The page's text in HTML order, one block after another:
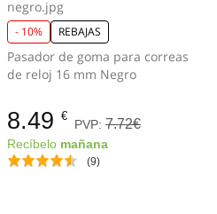
- 10% REBAJAS
Pasador de goma para correas
de reloj 16 mm Negro
8.49 €
PVP: 7.72€
Recíbelo mañana
(9)